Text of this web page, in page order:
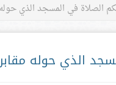
الصلاة في المسجد الذي
الذي حوله مقابر